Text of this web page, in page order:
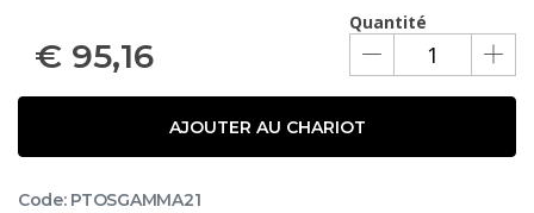
Quantité
€ 95,16
AJOUTER AU CHARIOT
Code: PTOSGAMMA21